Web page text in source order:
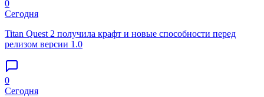
0
Сегодня
Titan Quest 2 получила крафт и новые способности перед
релизом версии 1.0
0
Сегодня